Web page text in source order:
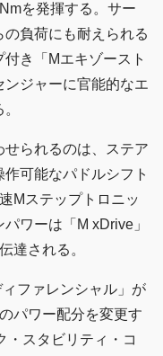
を発揮する。サー
負荷にも耐えられる
き「Mエキゾースト
ジャーに官能的なエ
られるのは、ステア
可能なパドルシフト
Mステップトロニッ
ワーは「M xDrive」
達される。
ファレンシャル」が
パワー配分を変更す
・スタビリティ・コ